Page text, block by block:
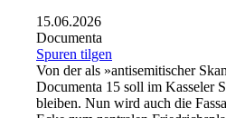
15.06.2026
Documenta
Spuren tilgen
Von der als »antisemitischer
Documenta 15 soll im Kasseler
bleiben. Nun wird auch die